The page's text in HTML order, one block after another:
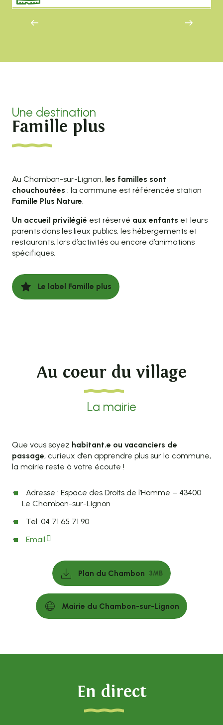
Une destination
Famille plus
Au Chambon-sur-Lignon, les familles sont
chouchoutées : la commune est référencée station
Famille Plus Nature
Un accueil privilégié est réservé aux enfants et leurs
parents dans les lieux publics, les hébergements et
restaurants, lors d’activités ou encore d’animations
spécifiques.
Le label Famille plus
Au coeur du village
La mairie
Que vous soyez habitant.e ou vacanciers de
passage, curieux d’en apprendre plus sur la commune,
la mairie reste à votre écoute !
Adresse : Espace des Droits de l’Homme – 43400
Le Chambon-sur-Lignon
Tel. 04 71 65 71 90
Email
Plan du Chambon 3MB
Mairie du Chambon-sur-Lignon
En direct